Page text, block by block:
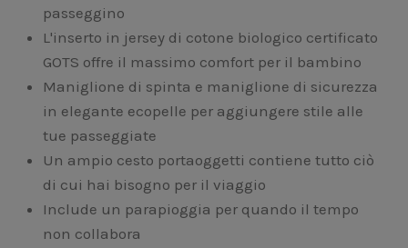
passeggino
L'inserto in jersey di cotone biologico certificato
GOTS offre il massimo comfort per il bambino
Maniglione di spinta e maniglione di sicurezza
in elegante ecopelle per aggiungere stile alle
tue passeggiate
Un ampio cesto portaoggetti contiene tutto ciò
di cui hai bisogno per il viaggio
Include un parapioggia per quando il tempo
non collabora